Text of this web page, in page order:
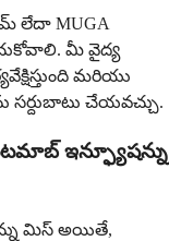
లేదా MUGA
మీ వైద్య
మరియు
సర్దుబాటు చేయవచ్చు.
ఇన్ఫ్యూషన్ను
మిస్ అయితే,